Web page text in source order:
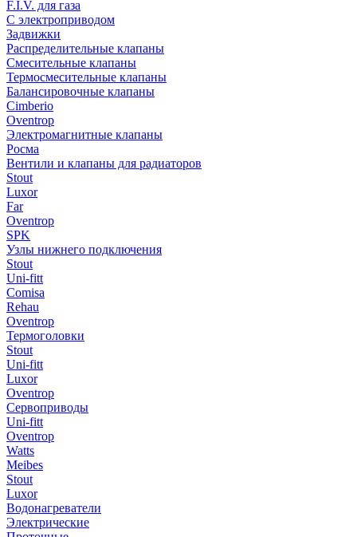
F.I.V. для газа
С электроприводом
Задвижки
Распределительные клапаны
Cмесительные клапаны
Термосмесительные клапаны
Балансировочные клапаны
Cimberio
Oventrop
Электромагнитные клапаны
Росма
Вентили и клапаны для радиаторов
Stout
Luxor
Far
Oventrop
SPK
Узлы нижнего подключения
Stout
Uni-fitt
Comisa
Rehau
Oventrop
Термоголовки
Stout
Uni-fitt
Luxor
Oventrop
Сервоприводы
Uni-fitt
Oventrop
Watts
Meibes
Stout
Luxor
Водонагреватели
Электрические